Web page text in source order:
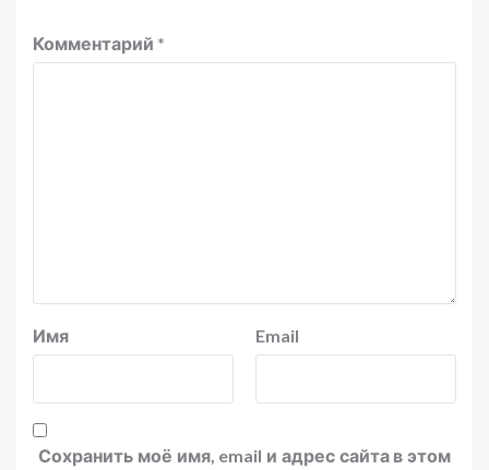
Комментарий *
Имя Email
Сохранить моё имя, email и адрес сайта в этом